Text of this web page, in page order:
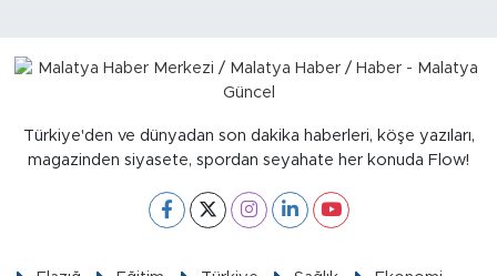
Türkiye'den ve dünyadan son dakika haberleri, köşe yazıları,
magazinden siyasete, spordan seyahate her konuda Flow!